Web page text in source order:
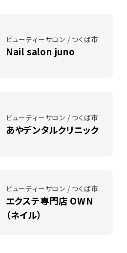
ビューティーサロン / つくば市
Nail salon juno
ビューティーサロン / つくば市
あやデンタルクリニック
ビューティーサロン / つくば市
エクステ専門店 OWN
（ネイル）